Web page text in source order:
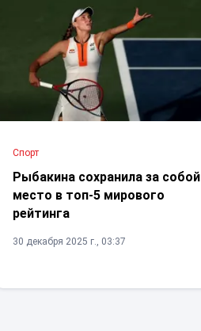
Спорт
Рыбакина сохранила за собой
место в топ-5 мирового
рейтинга
30 декабря 2025 г., 03:37